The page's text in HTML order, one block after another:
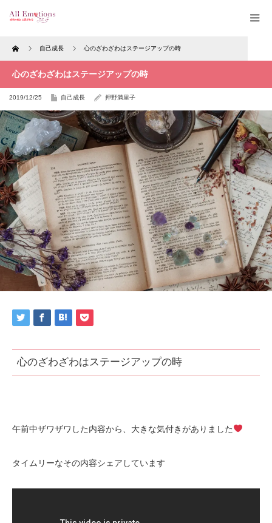
Home 自己成長 心のざわざわはステージアップの時
心のざわざわはステージアップの時
2019/12/25 自己成長 押野満里子
心のざわざわはステージアップの時
午前中ザワザワした内容から、大きな気付きがありました
タイムリーなその内容シェアしています